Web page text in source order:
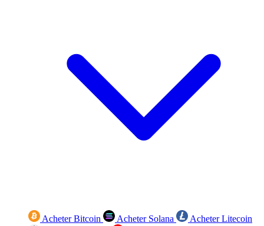
Acheter Bitcoin Acheter Solana
Acheter Litecoin